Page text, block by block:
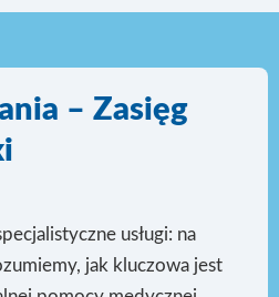
– Zasięg
usługi: na
jak kluczowa jest